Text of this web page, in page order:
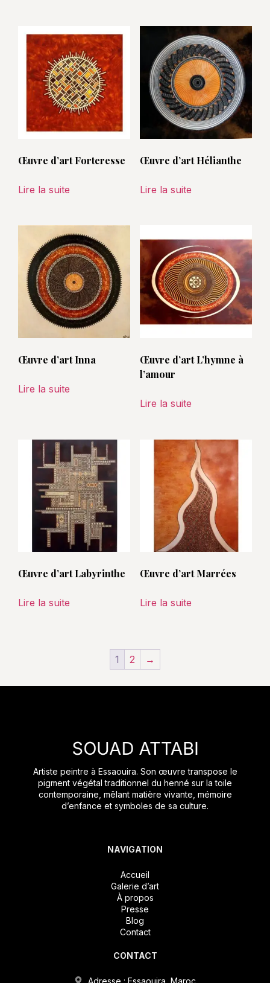
Œuvre d’art Forteresse
Lire la suite
Œuvre d’art Hélianthe
Lire la suite
Œuvre d’art Inna
Lire la suite
Œuvre d’art L’hymne à
l’amour
Lire la suite
Œuvre d’art Labyrinthe
Lire la suite
Œuvre d’art Marrées
Lire la suite
1 2 →
Artiste peintre à Essaouira. Son œuvre transpose le
pigment végétal traditionnel du henné sur la toile
contemporaine, mêlant matière vivante, mémoire
d’enfance et symboles de sa culture.
NAVIGATION
Accueil
Galerie d’art
À propos
Presse
Blog
Contact
CONTACT
Adresse : Essaouira, Maroc